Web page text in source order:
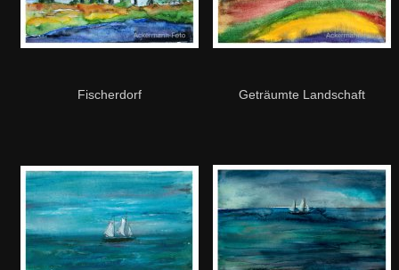
Fischerdorf Geträumte Landschaft